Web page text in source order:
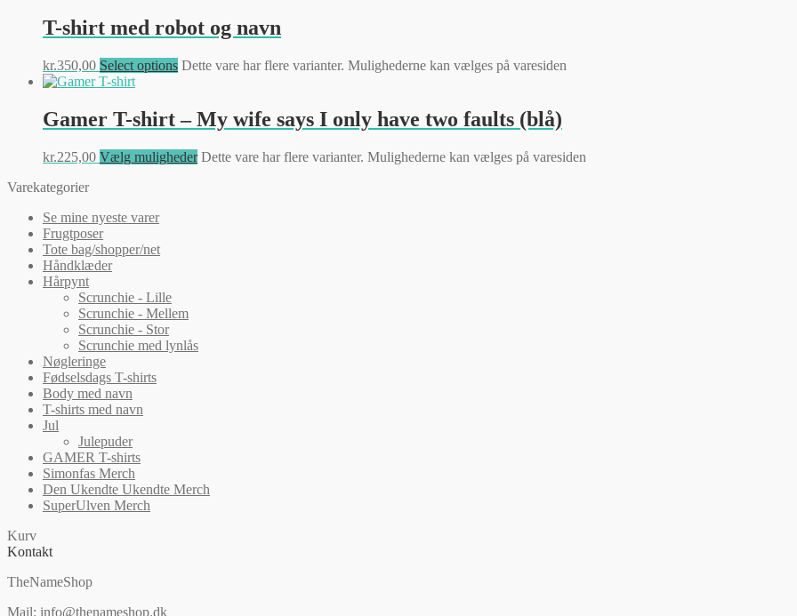
T-shirt med robot og navn
kr.350,00 Select options Dette vare har flere varianter. Mulighederne kan vælges på varesiden
Gamer T-shirt – My wife says I only have two faults (blå)
kr.225,00 Vælg muligheder Dette vare har flere varianter. Mulighederne kan vælges på varesiden
Varekategorier
Se mine nyeste varer
Frugtposer
Tote bag/shopper/net
Håndklæder
Hårpynt
Scrunchie - Lille
Scrunchie - Mellem
Scrunchie - Stor
Scrunchie med lynlås
Nøgleringe
Fødselsdags T-shirts
Body med navn
T-shirts med navn
Jul
Julepuder
GAMER T-shirts
Simonfas Merch
Den Ukendte Ukendte Merch
SuperUlven Merch
Kurv
Kontakt
TheNameShop
Mail: info@thenameshop.dk